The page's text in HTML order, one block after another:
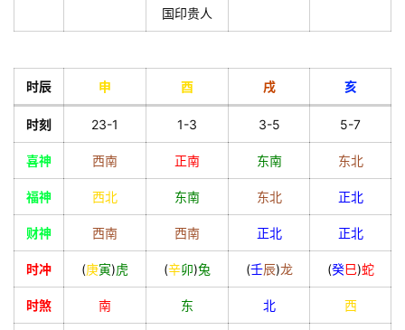
国印贵人
时辰 申 酉 戌 亥
时刻 23-1 1-3 3-5 5-7
喜神 西南 正南 东南 东北
福神 西北 东南 东北 正北
财神 西南 西南 正北 正北
时冲 (庚寅)虎 (辛卯)兔 (壬辰)龙 (癸巳)蛇
时煞 南 东 北 西